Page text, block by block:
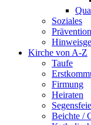
Soziales
Prävention
Kirche von A-Z
Taufe
Firmung
Heiraten
Beichte /​